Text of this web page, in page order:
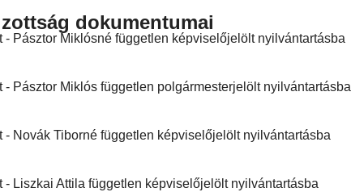
dokumentumai
- Pásztor Miklósné független képviselőjelölt nyilvántartásba
- Pásztor Miklós független polgármesterjelölt nyilvántartásba
- Novák Tiborné független képviselőjelölt nyilvántartásba
- Liszkai Attila független képviselőjelölt nyilvántartásba